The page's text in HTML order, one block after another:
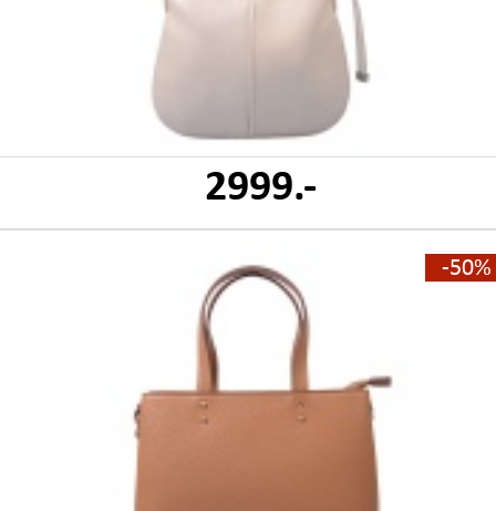
2999.-
-50%